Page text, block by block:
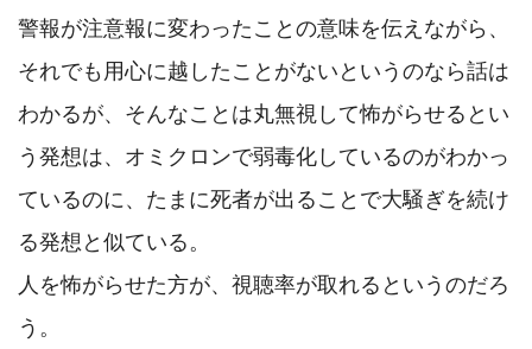
警報が注意報に変わったことの意味を伝えながら、
それでも用心に越したことがないというのなら話は
わかるが、そんなことは丸無視して怖がらせるとい
う発想は、オミクロンで弱毒化しているのがわかっ
ているのに、たまに死者が出ることで大騒ぎを続け
る発想と似ている。
人を怖がらせた方が、視聴率が取れるというのだろ
う。